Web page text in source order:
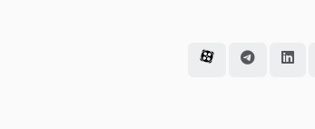
در فیسبوک
جاما در توئیتر
سامانه جاما در لینکداین
سامانه جاما در تلگرام
سامانه جاما در آپارات